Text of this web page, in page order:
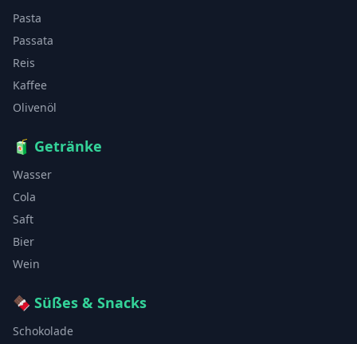
Pasta
Passata
Reis
Kaffee
Olivenöl
🧃 Getränke
Wasser
Cola
Saft
Bier
Wein
🍫 Süßes & Snacks
Schokolade